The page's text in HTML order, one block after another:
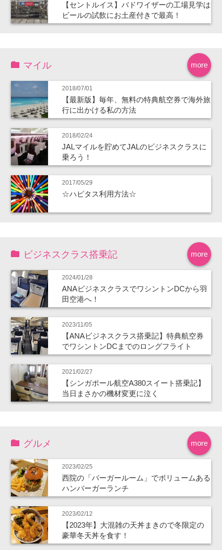
【セントルイス】バドワイザーの工場見学は
ビールの試飲にお土産付きで最高！
more
マイル
2018/07/01
【最新版】毎年、無料の特典航空券で海外旅
行に出かける私の方法
2018/02/24
JALマイルを貯めてJALのビジネスクラスに
乗ろう！
2017/05/29
☆ハピタス利用方法☆
more
ビジネスクラス搭乗記
2024/01/28
ANAビジネスクラスでワシントンDCから羽
田空港へ！
2023/11/05
【ANAビジネスクラス搭乗記】特典航空券
でワシントンDCまでのロングフライト
2021/02/27
【シンガポール航空A380スイート搭乗記】
当日まさかの機材変更に泣く
more
グルメ
2023/02/25
西院の「バーガールーム」でボリュームある
ハンバーガーランチ
2023/02/12
【2023年】大混雑の天丼まきので冬限定の
豪華冬天丼を食す！